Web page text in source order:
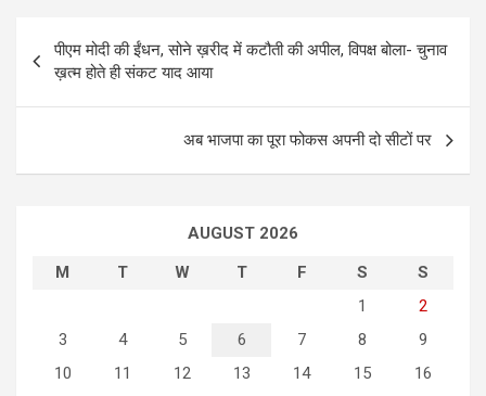
s
n
पीएम मोदी की ईंधन, सोने ख़रीद में कटौती की अपील, विपक्ष बोला- चुनाव
ख़त्म होते ही संकट याद आया
अब भाजपा का पूरा फोकस अपनी दो सीटों पर
AUGUST 2026
M
T W T F S
S
1
2
3
4 5 6 7 8
9
10
11 12 13 14 15
16